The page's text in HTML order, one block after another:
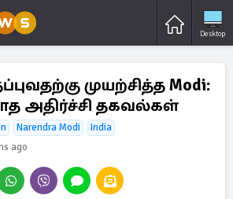
Desktop
முயற்சித்த Modi:
அதிர்ச்சி தகவல்கள்
Narendra Modi
India
ago